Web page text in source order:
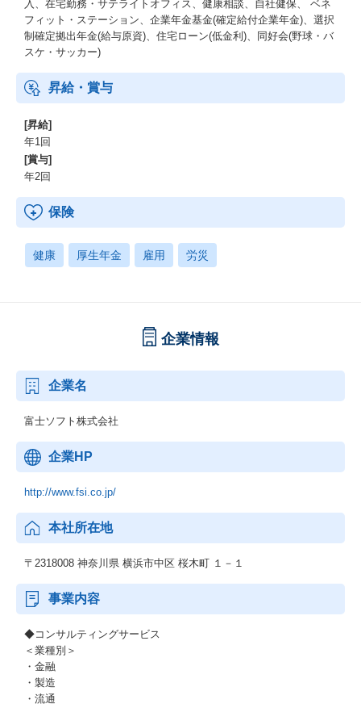
入、在宅勤務・サテライトオフィス、健康相談、自社健保、 ベネ
フィット・ステーション、企業年金基金(確定給付企業年金)、選択
制確定拠出年金(給与原資)、住宅ローン(低金利)、同好会(野球・バ
スケ・サッカー)
昇給・賞与
[昇給]
年1回
[賞与]
年2回
保険
健康 厚生年金 雇用 労災
企業情報
企業名
富士ソフト株式会社
企業HP
http://www.fsi.co.jp/
本社所在地
〒2318008 神奈川県 横浜市中区 桜木町 １－１
事業内容
◆コンサルティングサービス
＜業種別＞
・金融
・製造
・流通